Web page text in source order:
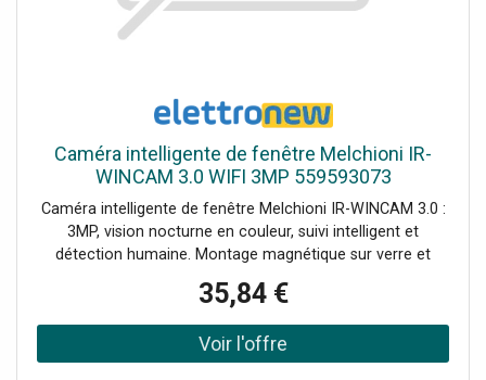
Caméra intelligente de fenêtre Melchioni IR-
WINCAM 3.0 WIFI 3MP 559593073
Caméra intelligente de fenêtre Melchioni IR-WINCAM 3.0 :
3MP, vision nocturne en couleur, suivi intelligent et
détection humaine. Montage magnétique sur verre et
Alimentation : USB 5V 1.0 Ampère Puissance 5 Watt Max
Mode Connexion : Wi-Fi 2.4 GHz avec cryptage
WEP/WPA/WPA2 Résolution : 3Mpx Full HD 25 fps avec
optimisation automatique du blanc/noir et de l'exposition
35,84 €